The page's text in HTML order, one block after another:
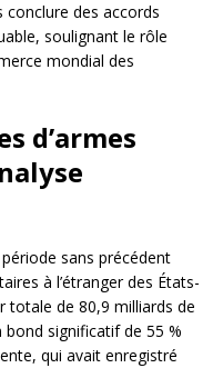
conclure des accords
soulignant le rôle
mondial des
d’armes
sans précédent
à l’étranger des États-
totale de 80,9 milliards de
significatif de 55 %
qui avait enregistré